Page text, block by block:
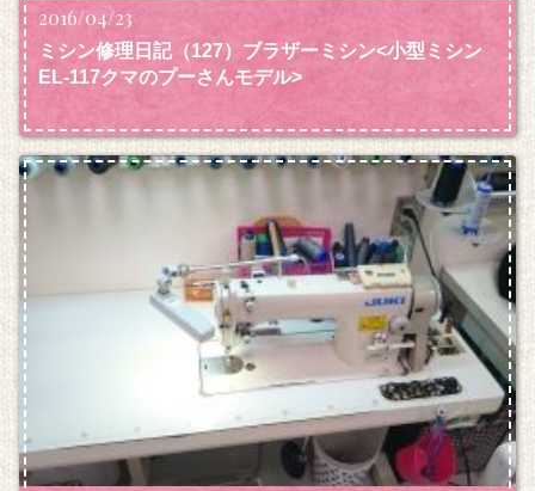
2016/04/23
ミシン修理日記（127）ブラザーミシン<小型ミシン
EL-117クマのプーさんモデル>